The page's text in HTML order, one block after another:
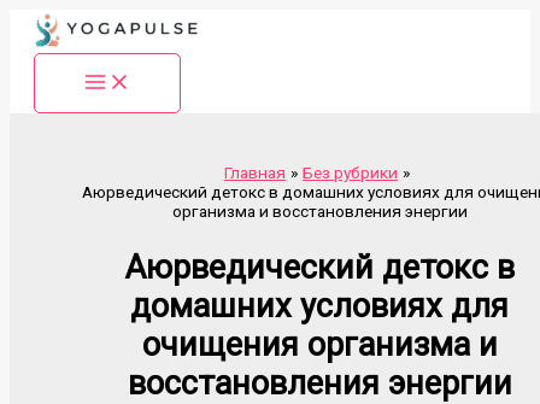
Перейти
содержимому
Главная
Без рубрики
Аюрведический детокс в домашних условиях для
организма и восстановления энергии
Аюрведический детокс в
домашних условиях для
очищения организма и
восстановления энергии